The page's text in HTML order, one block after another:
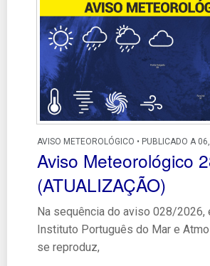
AVISO METEOROLÓGICO • PUBLICADO A
Aviso Meteorológico
(ATUALIZAÇÃO)
Na sequência do aviso 028/2026,
Instituto Português do Mar e
se reproduz,